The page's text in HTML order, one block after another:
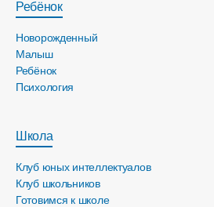
Ребёнок
Новорожденный
Малыш
Ребёнок
Психология
Школа
Клуб юных интеллектуалов
Клуб школьников
Готовимся к школе